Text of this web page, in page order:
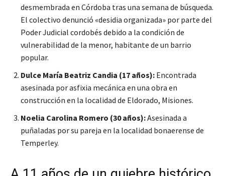
desmembrada en Córdoba tras una semana de búsqueda.
El colectivo denunció «desidia organizada» por parte del
Poder Judicial cordobés debido a la condición de
vulnerabilidad de la menor, habitante de un barrio
popular.
Dulce María Beatriz Candia (17 años): Encontrada
asesinada por asfixia mecánica en una obra en
construcción en la localidad de Eldorado, Misiones.
Noelia Carolina Romero (30 años):Asesinada a
puñaladas por su pareja en la localidad bonaerense de
Temperley.